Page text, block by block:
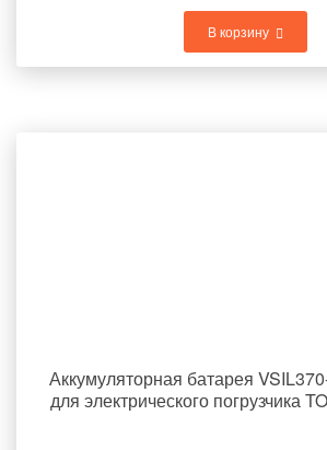
В корзину
Аккумуляторная батарея
для электрического погрузчика